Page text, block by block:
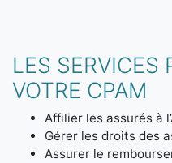
LES SERVICES
VOTRE CPAM
Affilier les assurés à
Gérer les droits des
Assurer le